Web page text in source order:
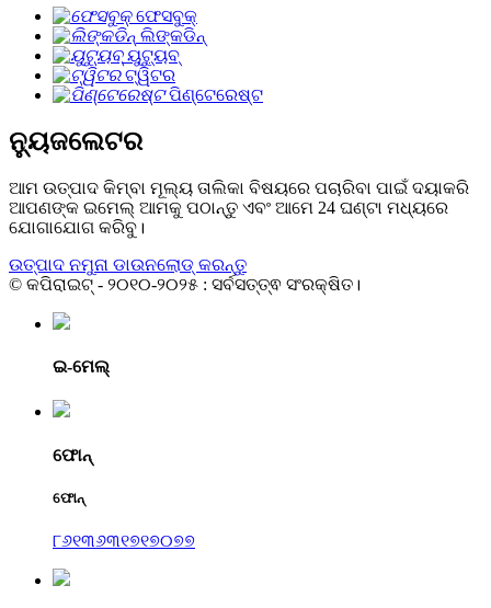
ଫେସବୁକ୍
ଲିଙ୍କଡିନ୍
ୟୁଟ୍ୟୁବ୍
ଟ୍ୱିଟର
ପିଣ୍ଟେରେଷ୍ଟ
ନ୍ୟୁଜଲେଟର
ଆମ ଉତ୍ପାଦ କିମ୍ବା ମୂଲ୍ୟ ତାଲିକା ବିଷୟରେ ପଚାରିବା ପାଇଁ ଦୟାକରି
ଆପଣଙ୍କ ଇମେଲ୍ ଆମକୁ ପଠାନ୍ତୁ ଏବଂ ଆମେ 24 ଘଣ୍ଟା ମଧ୍ୟରେ
ଯୋଗାଯୋଗ କରିବୁ।
ଉତ୍ପାଦ ନମୁନା ଡାଉନଲୋଡ୍ କରନ୍ତୁ
© କପିରାଇଟ୍ - ୨୦୧୦-୨୦୨୫ : ସର୍ବସତ୍ତ୍ଵ ସଂରକ୍ଷିତ।
ଇ-ମେଲ୍
ଫୋନ୍
ଫୋନ୍
୮୬୧୩୬୩୧୭୧୭୦୭୭